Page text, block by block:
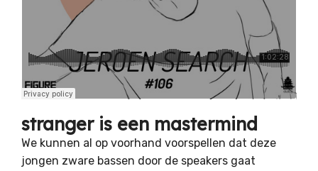
stranger is een mastermind
We kunnen al op voorhand voorspellen dat deze
jongen zware bassen door de speakers gaat